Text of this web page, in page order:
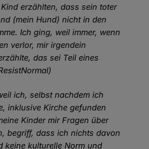
erzählten, dass sein toter
(mein Hund) nicht in den
Ich ging, weil immer, wenn
verlor, mir irgendein
das sei Teil eines
ich, selbst nachdem ich
inklusive Kirche gefunden
Kinder mir Fragen über
begriff, dass ich nichts davon
keine kulturelle Norm und